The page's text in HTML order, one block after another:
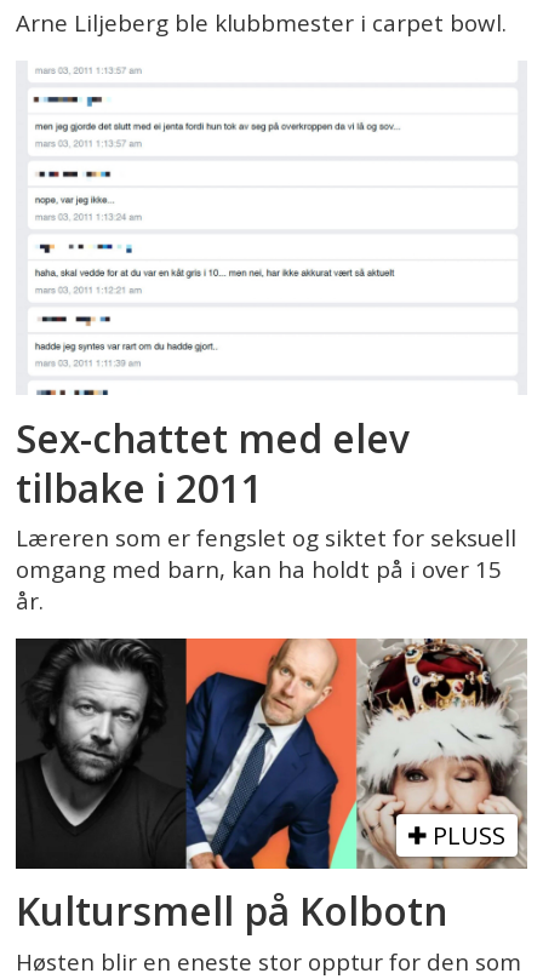
Arne Liljeberg ble klubbmester i carpet bowl.
Sex-chattet med elev
tilbake i 2011
Læreren som er fengslet og siktet for seksuell
omgang med barn, kan ha holdt på i over 15
år.
PLUSS
Kultursmell på Kolbotn
Høsten blir en eneste stor opptur for den som